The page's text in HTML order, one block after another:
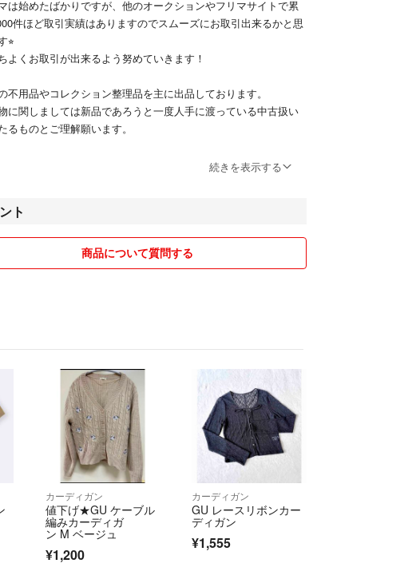
は始めたばかりですが、他のオークションやフリマサイトで累
件ほど取引実績はありますのでスムーズにお取引出来るかと思
⭐︎
よくお取引が出来るよう努めていきます！
不用品やコレクション整理品を主に出品しております。
に関しましては新品であろうと一度人手に渡っている中古扱い
るものとご理解願います。
敏な方はお取引をご遠慮願います。
他何か質問やご不明な点があればコメントよろしくお願いしま
続きを表示する
ト
商品について質問する
カーディガン
値下げ★GU ケーブル
編みカーディガ
ン M ベージュ
¥1,200
カーディガン
GU レースリボンカー
ディガン
¥1,555